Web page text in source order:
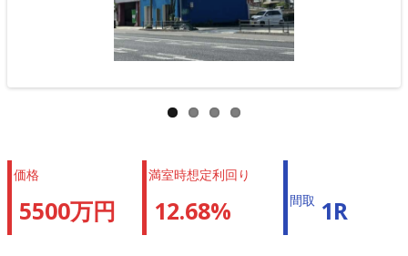
価格
5500万円
満室時想定利回り
12.68% 間取 1R